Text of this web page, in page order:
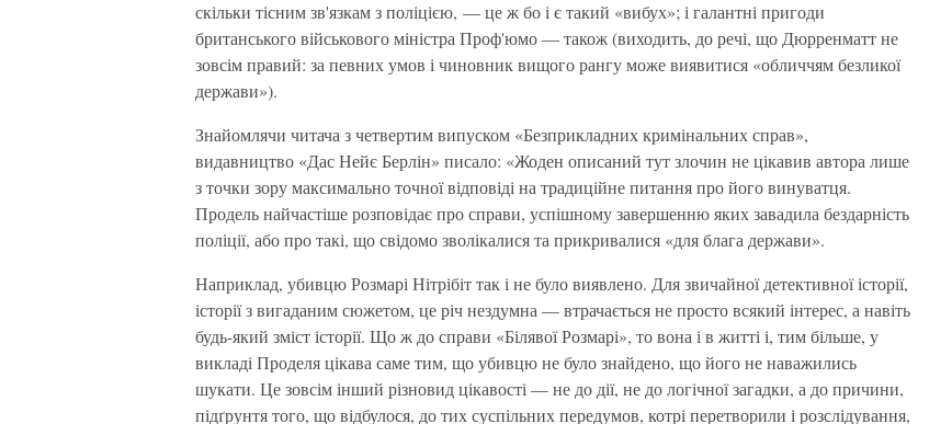
скільки тісним зв'язкам з поліцією, — це ж бо і є такий «вибух»; і галантні пригоди
британського військового міністра Проф'юмо — також (виходить, до речі, що Дюрренматт не
зовсім правий: за певних умов і чиновник вищого рангу може виявитися «обличчям безликої
держави»).
Знайомлячи читача з четвертим випуском «Безприкладних кримінальних справ»,
видавництво «Дас Нейє Берлін» писало: «Жоден описаний тут злочин не цікавив автора лише
з точки зору максимально точної відповіді на традиційне питання про його винуватця.
Продель найчастіше розповідає про справи, успішному завершенню яких завадила бездарність
поліції, або про такі, що свідомо зволікалися та прикривалися «для блага держави».
Наприклад, убивцю Розмарі Нітрібіт так і не було виявлено. Для звичайної детективної історії,
історії з вигаданим сюжетом, це річ нездумна — втрачається не просто всякий інтерес, а навіть
будь-який зміст історії. Що ж до справи «Білявої Розмарі», то вона і в житті і, тим більше, у
викладі Проделя цікава саме тим, що убивцю не було знайдено, що його не наважились
шукати. Це зовсім інший різновид цікавості — не до дії, не до логічної загадки, а до причини,
підґрунтя того, що відбулося, до тих суспільних передумов, котрі перетворили і розслідування,